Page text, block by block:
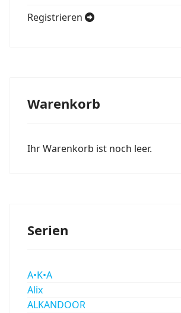
Registrieren
Warenkorb
Ihr Warenkorb ist noch leer.
Serien
A•K•A
Alix
ALKANDOOR